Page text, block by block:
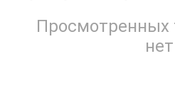
Просмотренных
нет